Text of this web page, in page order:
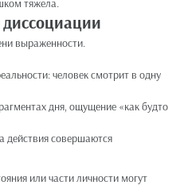
тяжела.​
выраженности.​
человек смотрит в одну
дня, ощущение «как будто
действия совершаются
или части личности могут